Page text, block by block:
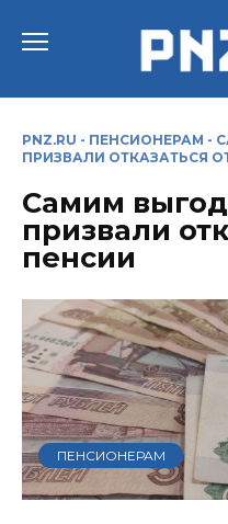
PNZ.RU - ПЕНСИОНЕРАМ -
ПРИЗВАЛИ ОТКАЗАТЬСЯ
Самим
призвали
пенсии
ПЕНСИОНЕРАМ